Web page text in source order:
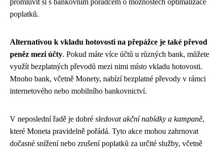
poplatků.
Alternativou k vkladu hotovosti na přepážce je také převod
peněz mezi účty. Pokud máte více účtů u různých bank, můžete
využít bezplatných převodů mezi nimi místo vkladu hotovosti.
Mnoho bank, včetně Monety, nabízí bezplatné převody v rámci
internetového nebo mobilního bankovnictví.
V neposlední řadě je dobré sledovat akční nabídky a kampaně,
které Moneta pravidelně pořádá. Tyto akce mohou zahrnovat
dočasné snížení nebo zrušení poplatků za určité služby, včetně